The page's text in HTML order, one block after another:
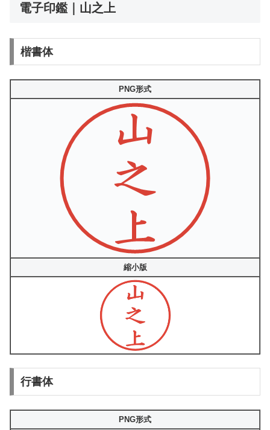
電子印鑑｜山之上
楷書体
PNG形式
縮小版
行書体
PNG形式